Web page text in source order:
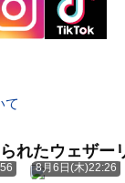
て
れたウェザー
8月6日(木)22:26